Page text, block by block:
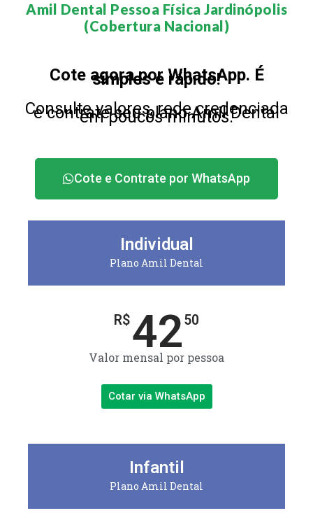
Amil Dental Pessoa Física Jardinópolis
(Cobertura Nacional)​
Cote agora por WhatsApp. É
simples e rápido!
Consulte valores, rede credenciada
e contrate seu plano Amil Dental
em poucos minutos.
Cote e Contrate por WhatsApp
Individual
Plano Amil Dental
R$4250
Valor mensal por pessoa
Cotar via WhatsApp
Infantil
Plano Amil Dental